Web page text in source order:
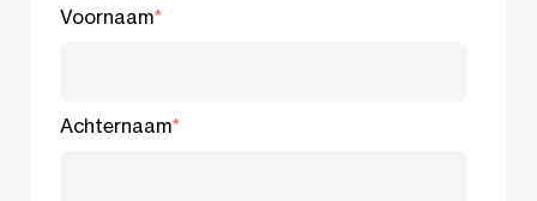
Voornaam*
Achternaam*